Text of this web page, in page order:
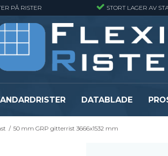
PÅ RISTER STORT LAGER AV
Gitterrister matter
DATABLADE
/ 50 mm GRP gitterrist 3666x1532 mm